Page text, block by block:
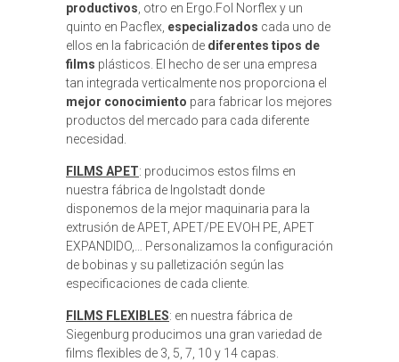
productivos , otro en Ergo.Fol Norflex y un
quinto en Pacflex, especializados cada uno de
ellos en la fabricación de diferentes tipos de
films plásticos. El hecho de ser una empresa
tan integrada verticalmente nos proporciona el
mejor conocimiento para fabricar los mejores
productos del mercado para cada diferente
necesidad.
FILMS APET: producimos estos films en
nuestra fábrica de Ingolstadt donde
disponemos de la mejor maquinaria para la
extrusión de APET, APET/PE EVOH PE, APET
EXPANDIDO,… Personalizamos la configuración
de bobinas y su palletización según las
especificaciones de cada cliente.
FILMS FLEXIBLES: en nuestra fábrica de
Siegenburg producimos una gran variedad de
films flexibles de 3, 5, 7, 10 y 14 capas.